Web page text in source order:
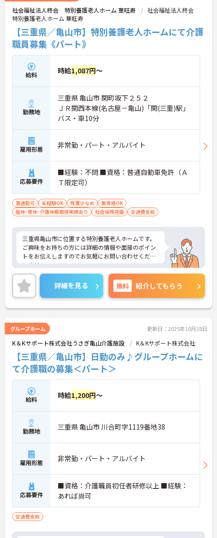
社会福祉法人柊会 特別養護老人ホーム 華旺寿
社会福祉法人柊会
特別養護老人ホーム 華旺寿
【三重県／亀山市】特別養護老人ホームにて介護
職員募集《パート》
給料 時給1,087円～
勤務地
三重県 亀山市 関町坂下２５２
ＪＲ関西本線(名古屋－亀山)「関(三重)駅」
バス・車10分
雇用形態 非常勤・パート・アルバイト
応募要件
■経験：不問 ■資格：普通自動車免許（Ａ
Ｔ限定可）
車通勤可 未経験OK 残業少なめ
無資格OK
産休･育休･介護休暇取得実績あり
社会保険完備 交通費支給
三重県亀山市に位置する特別養護老人ホームです。
ご興味をお持ちの方には詳細の情報や面接のポイン
トをお伝えしますのでお気軽にお問い合わせくださ
いませ。
詳細を見る 無料 紹介してもらう
グループホーム 更新日：2025年10月28日
K＆Kサポート株式会社うさぎ亀山介護施設 K＆Kサポート株式会社
【三重県／亀山市】日勤のみ♪グループホームに
て介護職の募集＜パート＞
給料 時給1,200円～
勤務地 三重県 亀山市 川合町字1119番地38
雇用形態 非常勤・パート・アルバイト
応募要件
■資格：介護職員初任者研修以上 ■経験：
あれば尚可
交通費支給